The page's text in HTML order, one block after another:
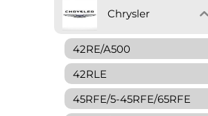
Chrysler
42RE/A500
42RLE
45RFE/5-45RFE/65RFE